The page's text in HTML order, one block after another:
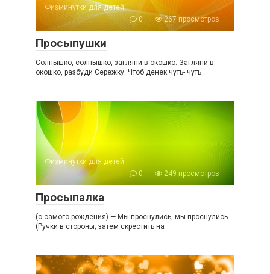
Физминутки для детей
0
267 просмотров
Просыпушки
Солнышко, солнышко, загляни в окошко. Загляни в
окошко, разбуди Сережку. Чтоб денек чуть- чуть
Физминутки для детей
0
249 просмотров
Просыпалка
(с самого рождения) — Мы проснулись, мы проснулись.
(Ручки в стороны, затем скрестить на